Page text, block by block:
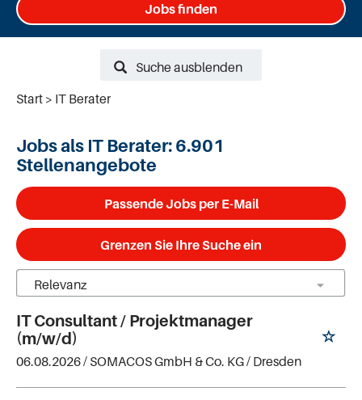
Jobs finden
Suche ausblenden
Start
IT Berater
Jobs als IT Berater:6.901
Stellenangebote
Passende Jobs per E-Mail
Grenzen Sie Ihre Suche ein
IT Consultant / Projektmanager
(m/w/d)
06.08.2026 / SOMACOS GmbH & Co. KG/ Dresden